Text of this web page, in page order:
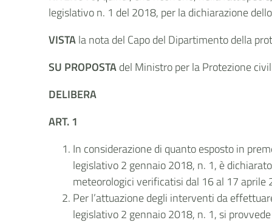
legislativo n. 1 del 2018, per la dichiarazione
VISTAla nota del Capo del Dipartimento della
SU PROPOSTAdel Ministro per la Protezione
DELIBERA
ART. 1
In considerazione di quanto esposto in
legislativo 2 gennaio 2018, n. 1, è
meteorologici verificatisi dal 16 al 17 aprile
Per l’attuazione degli interventi da
legislativo 2 gennaio 2018, n. 1, si